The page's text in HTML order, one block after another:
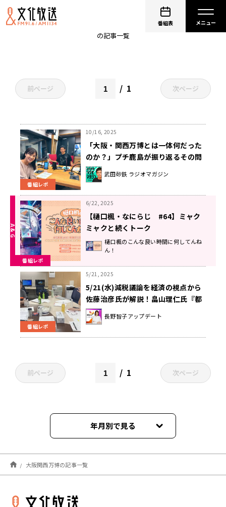
番組表
の記事一覧
前ページ 1 次ページ
番組レポ
10/16, 2025
「大阪・関西万博とは一体何だった
のか？」プチ鹿島が振り返るその問
題点と、「ミャクミャク案件」の不
気味さ
武田砂鉄 ラジオマガジン
番組レポ
6/22, 2025
【樋口楓・なにらじ #64】ミャク
ミャクと続くトーク
樋口楓のこんな良い時間に何してんね
ん！
番組レポ
5/21, 2025
5/21(水)減税議論を経済の視点から
佐藤治彦氏が解説！畠山理仁氏『都
議選1か月前』解説＆ニュースピック
アップには大阪関西万博ぴあ編集長
長野智子アップデート
前ページ 1 次ページ
年月別で見る
2025年10月
2025年06月
2025年05月
大阪関西万博の記事一覧